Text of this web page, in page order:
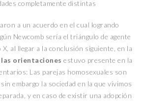
completamente distintas
a un acuerdo en el cual logrando
Newcomb sería el triángulo de agente
al llegar a la conclusión siguiente, en la
orientaciones estuvo presente en la
Las parejas homosexuales son
embargo la sociedad en la que vivimos
y en caso de existir una adopción